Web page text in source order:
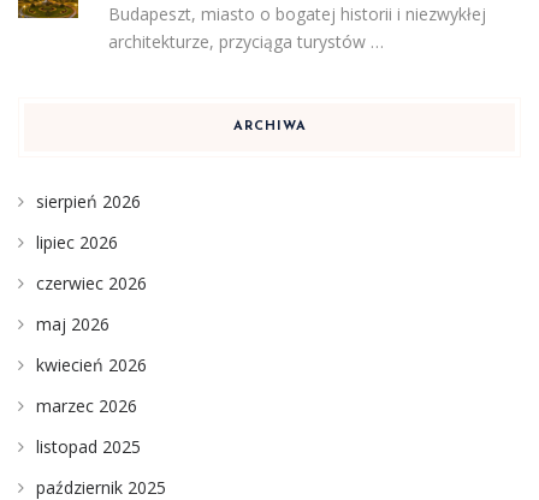
Budapeszt, miasto o bogatej historii i niezwykłej
architekturze, przyciąga turystów …
ARCHIWA
sierpień 2026
lipiec 2026
czerwiec 2026
maj 2026
kwiecień 2026
marzec 2026
listopad 2025
październik 2025